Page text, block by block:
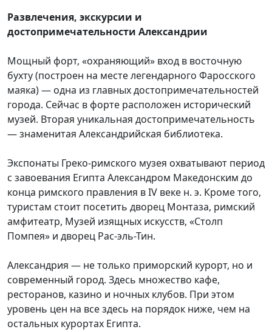
Развлечения, экскурсии и
достопримечательности Александрии
Мощный форт, «охраняющий» вход в восточную
бухту (построен на месте легендарного Фаросского
маяка) — одна из главных достопримечательностей
города. Сейчас в форте расположен исторический
музей. Вторая уникальная достопримечательность
— знаменитая Александрийская библиотека.
Экспонаты Греко-римского музея охватывают период
с завоевания Египта Александром Македонским до
конца римского правления в IV веке н. э. Кроме того,
туристам стоит посетить дворец Монтаза, римский
амфитеатр, Музей изящных искусств, «Столп
Помпея» и дворец Рас-эль-Тин.
Александрия — не только приморский курорт, но и
современный город. Здесь множество кафе,
ресторанов, казино и ночных клубов. При этом
уровень цен на все здесь на порядок ниже, чем на
остальных курортах Египта.